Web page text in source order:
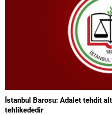
İstanbul Barosu: Adalet tehdit
tehlikededir